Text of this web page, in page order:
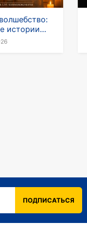
истории
с живым
ПОДПИСАТЬСЯ